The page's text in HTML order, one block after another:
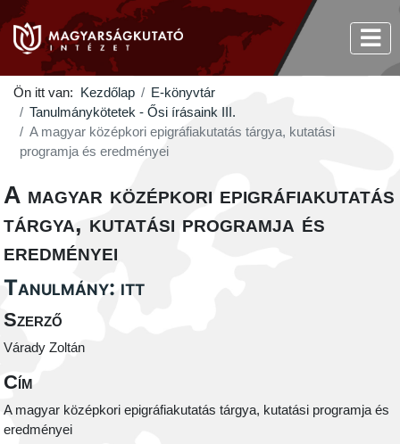
Ön itt van: Kezdőlap
E-könyvtár
Tanulmánykötetek - Ősi írásaink III.
A magyar középkori epigráfiakutatás tárgya, kutatási
programja és eredményei
A magyar középkori epigráfiakutatás
tárgya, kutatási programja és
eredményei
Tanulmány: itt
Szerző
Várady Zoltán
Cím
A magyar középkori epigráfiakutatás tárgya, kutatási programja és
eredményei